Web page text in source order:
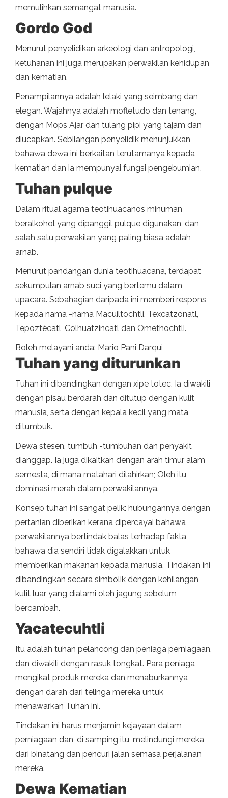
memulihkan semangat manusia.
Gordo God
Menurut penyelidikan arkeologi dan antropologi,
ketuhanan ini juga merupakan perwakilan kehidupan
dan kematian.
Penampilannya adalah lelaki yang seimbang dan
elegan. Wajahnya adalah mofletudo dan tenang,
dengan Mops Ajar dan tulang pipi yang tajam dan
diucapkan. Sebilangan penyelidik menunjukkan
bahawa dewa ini berkaitan terutamanya kepada
kematian dan ia mempunyai fungsi pengebumian.
Tuhan pulque
Dalam ritual agama teotihuacanos minuman
beralkohol yang dipanggil pulque digunakan, dan
salah satu perwakilan yang paling biasa adalah
arnab.
Menurut pandangan dunia teotihuacana, terdapat
sekumpulan arnab suci yang bertemu dalam
upacara. Sebahagian daripada ini memberi respons
kepada nama -nama Macuiltochtli, Texcatzonatl,
Tepoztécatl, Colhuatzincatl dan Omethochtli.
Boleh melayani anda: Mario Pani Darqui
Tuhan yang diturunkan
Tuhan ini dibandingkan dengan xipe totec. Ia diwakili
dengan pisau berdarah dan ditutup dengan kulit
manusia, serta dengan kepala kecil yang mata
ditumbuk.
Dewa stesen, tumbuh -tumbuhan dan penyakit
dianggap. Ia juga dikaitkan dengan arah timur alam
semesta, di mana matahari dilahirkan; Oleh itu
dominasi merah dalam perwakilannya.
Konsep tuhan ini sangat pelik: hubungannya dengan
pertanian diberikan kerana dipercayai bahawa
perwakilannya bertindak balas terhadap fakta
bahawa dia sendiri tidak digalakkan untuk
memberikan makanan kepada manusia. Tindakan ini
dibandingkan secara simbolik dengan kehilangan
kulit luar yang dialami oleh jagung sebelum
bercambah.
Yacatecuhtli
Itu adalah tuhan pelancong dan peniaga perniagaan,
dan diwakili dengan rasuk tongkat. Para peniaga
mengikat produk mereka dan menaburkannya
dengan darah dari telinga mereka untuk
menawarkan Tuhan ini.
Tindakan ini harus menjamin kejayaan dalam
perniagaan dan, di samping itu, melindungi mereka
dari binatang dan pencuri jalan semasa perjalanan
mereka.
Dewa Kematian